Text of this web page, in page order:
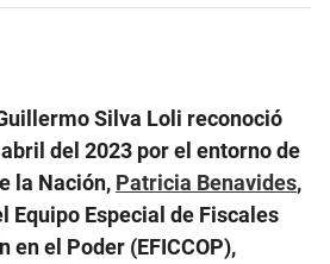
Silva Loli reconoció
del 2023 por el entorno de
la Nación, Patricia Benavides,
Equipo Especial de Fiscales
en el Poder (EFICCOP),